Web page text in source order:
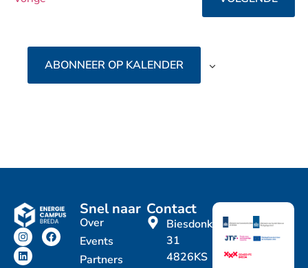
ABONNEER OP KALENDER
Snel naar
Over
Events
Partners
Contact
Biesdonkweg
31
4826KS